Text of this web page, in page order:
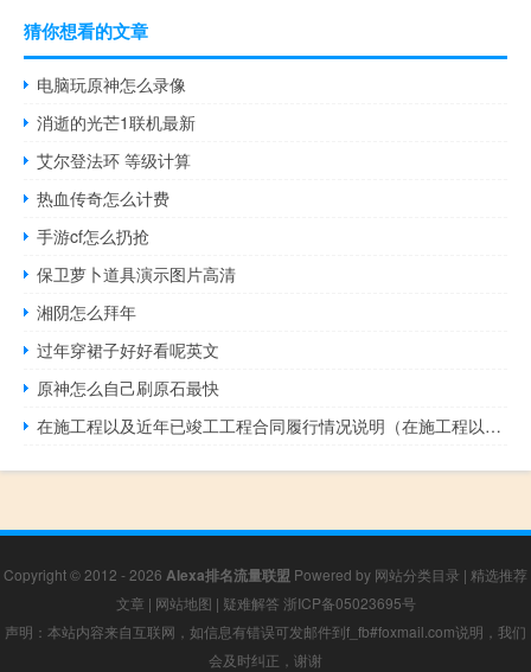
猜你想看的文章
电脑玩原神怎么录像
消逝的光芒1联机最新
艾尔登法环 等级计算
热血传奇怎么计费
手游cf怎么扔抢
保卫萝卜道具演示图片高清
湘阴怎么拜年
过年穿裙子好好看呢英文
原神怎么自己刷原石最快
在施工程以及近年已竣工工程合同履行情况说明（在施工程以及近年已竣工工程合同履行情况）
Copyright © 2012 - 2026 Alexa排名流量联盟 Powered by 网站分类目录 | 精选推荐
文章 | 网站地图 | 疑难解答 浙ICP备05023695号
声明：本站内容来自互联网，如信息有错误可发邮件到f_fb#foxmail.com说明，我们
会及时纠正，谢谢